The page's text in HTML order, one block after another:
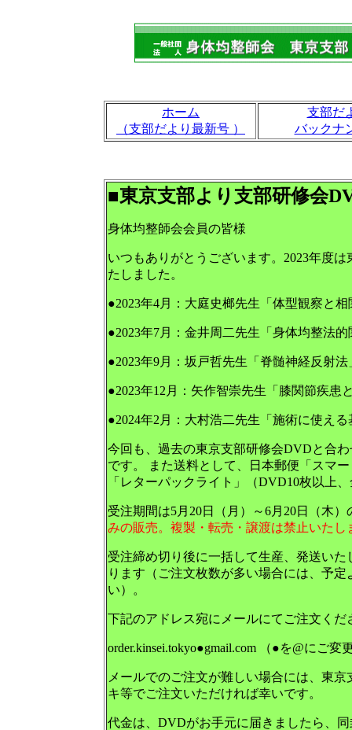
ホーム
（支部だより最新号 ）
支部だ
バックナ
■東京支部より支部研修会
身体均整師会会員の皆様
いつもありがとうございます。2023年度
たしました。
●2023年4月：大庭史榔先生「体型観察と相
●2023年7月：金井周二先生「身体均整法
●2023年9月：坂戸哲先生「脊髄神経反射法
●2023年12月：矢作智崇先生「膝関節疾患
●2024年2月：大村浩二先生「施術に使え
今回も、過去の東京支部研修会DVDと合
です。 また送料として、日本郵便「スマ
「レターパックライト」（DVD10枚以上
受注期間は5月20日（月）～6月20日（木
みの販売。複製・転売・譲渡は禁止いたし
受注締め切り後に一括して生産、発送い
ります（ご注文枚数が多い場合には、予
い）。
下記のアドレス宛にメールにてご注文くだ
order.kinsei.tokyo●gmail.com （●を@にご変
メールでのご注文が難しい場合には、東
キ等でご注文いただければ幸いです。
代金は、DVDがお手元に届きましたら、